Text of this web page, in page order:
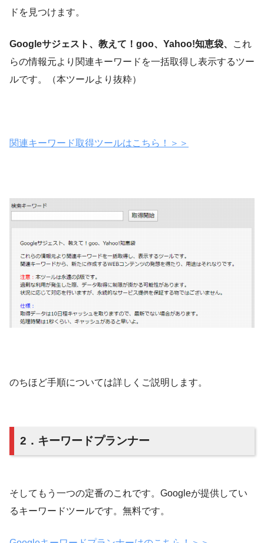
ドを見つけます。
Googleサジェスト、教えて！goo、Yahoo!知恵袋、
これ
らの情報元より関連キーワードを一括取得し表示するツー
ルです。（本ツールより抜粋）
関連キーワード取得ツールはこちら！＞＞
のちほど手順については詳しくご説明します。
2．キーワードプランナー
そしてもう一つの定番のこれです。Googleが提供してい
るキーワードツールです。無料です。